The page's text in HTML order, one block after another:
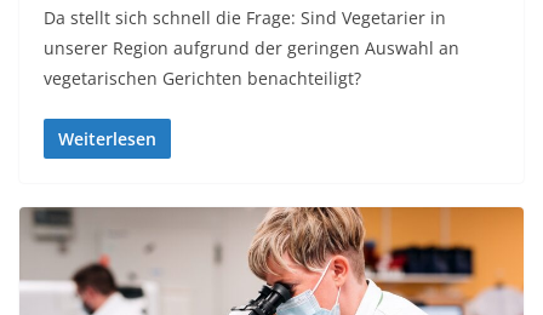
Da stellt sich schnell die Frage: Sind Vegetarier in
unserer Region aufgrund der geringen Auswahl an
vegetarischen Gerichten benachteiligt?
Weiterlesen